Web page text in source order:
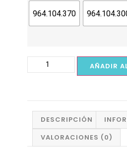
964.104.370
AÑADIR
DESCRIPCIÓN
VALORACIONES (0)